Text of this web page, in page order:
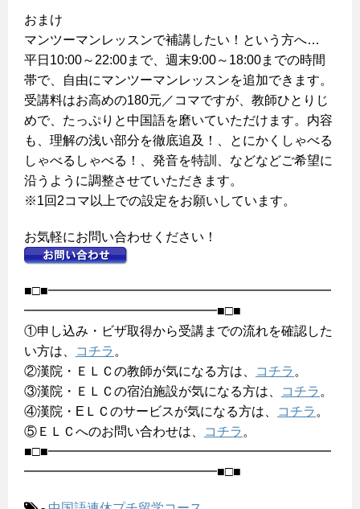
おまけ
マンツーマンレッスンで補講したい！という方へ…
平日10:00～22:00まで、週末9:00～18:00までの時間
帯で、自由にマンツーマンレッスンを追加できます。
受講料はお高めの180元／コマですが、教師ひとりじ
めで、たっぷりと中国語を磨いていただけます。内容
も、理解の浅い部分を徹底追及！、とにかくしゃべる
しゃべるしゃべる！、発音を特訓、などなどご希望に
沿うように調整させていただきます。
※1回2コマ以上での設定をお願いしています。
お気軽にお問い合わせください！
■□■━━━━━━━━━━━━━━━━━━━━━━
━━━━━━━━━━━━━━━■□■
①申し込み・ビザ取得から受講までの流れを確認した
い方は、
コチラ 。
②漢院・ＥＬＣの教師が気になる方は、
コチラ 。
③漢院・ＥＬＣの宿泊施設が気になる方は、
コチラ 。
④漢院・EＬＣのサービスが気になる方は、
コチラ 。
⑤ＥＬＣへのお問い合わせは、
コチラ 。
■□■━━━━━━━━━━━━━━━━━━━━━━
━━━━━━━━━━━━━━━■□■